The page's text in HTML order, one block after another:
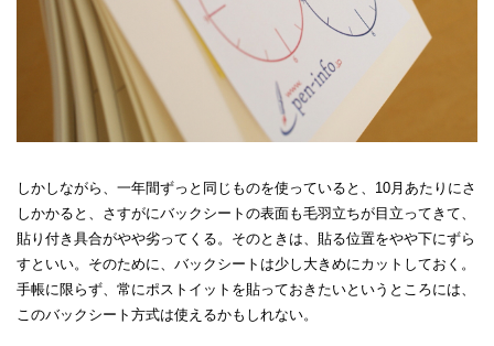
しかしながら、一年間ずっと同じものを使っていると、10月あたりにさ
しかかると、さすがにバックシートの表面も毛羽立ちが目立ってきて、
貼り付き具合がやや劣ってくる。そのときは、貼る位置をやや下にずら
すといい。そのために、バックシートは少し大きめにカットしておく。
手帳に限らず、常にポストイットを貼っておきたいというところには、
このバックシート方式は使えるかもしれない。